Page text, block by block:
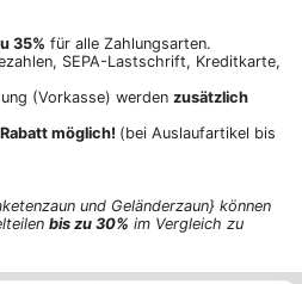
35% für alle Zahlungsarten.
SEPA-Lastschrift, Kreditkarte,
(Vorkasse) werden zusätzlich
möglich! (bei Auslaufartikel bis
und Geländerzaun} können
bis zu 30% im Vergleich zu